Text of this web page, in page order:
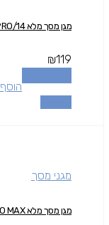
מגן מסך מלא IPHONE 13-13PRO/14
₪119
מגני מסך
מגן מסך מלא IPHONE 14 PRO MAX